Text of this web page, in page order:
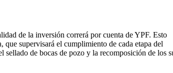
de la inversión correrá por cuenta de YPF. Esto
supervisará el cumplimiento de cada etapa del
sellado de bocas de pozo y la recomposición de los